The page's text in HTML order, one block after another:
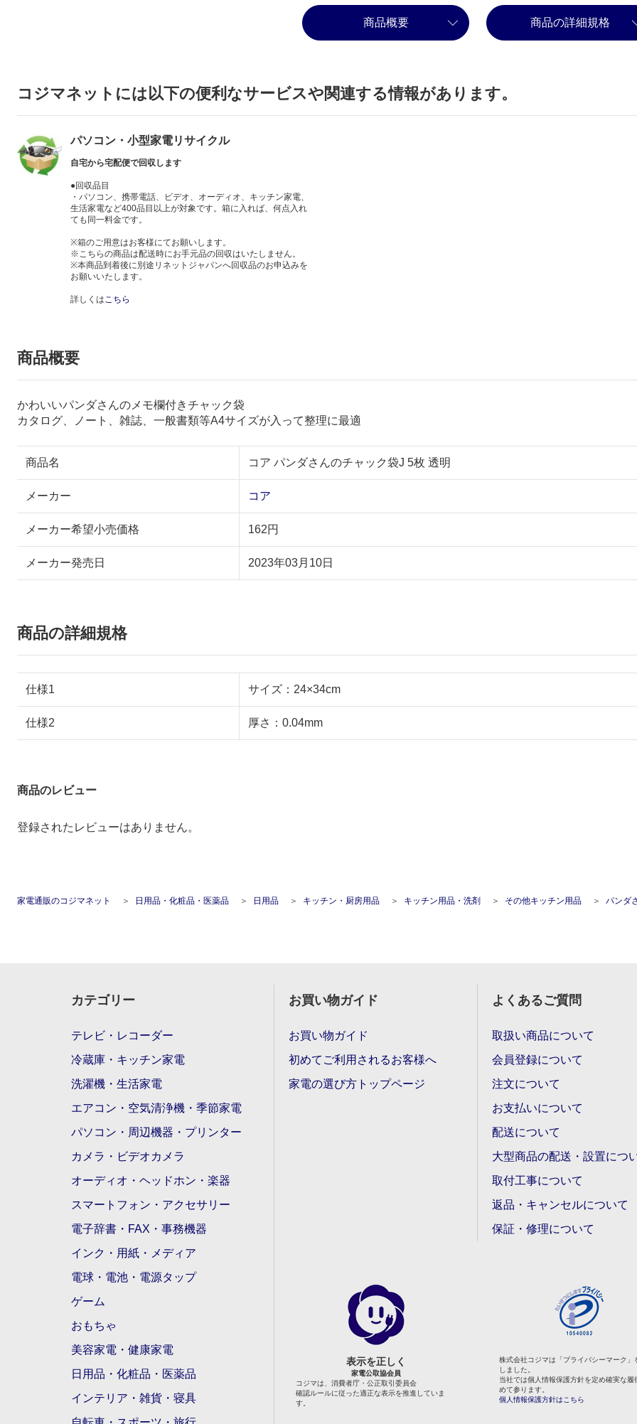
商品概要 商品の詳細規格
コジマネットには以下の便利なサービスや関連する情報があります。
パソコン・小型家電リサイクル
自宅から宅配便で回収します
●回収品目
・パソコン、携帯電話、ビデオ、オーディオ、キッチン家電、
生活家電など400品目以上が対象です。箱に入れば、何点入れ
ても同一料金です。
※箱のご用意はお客様にてお願いします。
※こちらの商品は配送時にお手元品の回収はいたしません。
※本商品到着後に別途リネットジャパンへ回収品のお申込みを
お願いいたします。
詳しくはこちら
商品概要
かわいいパンダさんのメモ欄付きチャック袋
カタログ、ノート、雑誌、一般書類等A4サイズが入って整理に最適
商品名 コア パンダさんのチャック袋J 5枚 透明
メーカー コア
メーカー希望小売価格 162円
メーカー発売日 2023年03月10日
商品の詳細規格
仕様1 サイズ：24×34cm
仕様2 厚さ：0.04mm
商品のレビュー
登録されたレビューはありません。
家電通販のコジマネット 日用品・化粧品・医薬品 日用品 キッチン・厨房用品 キッチン用品・洗剤 その他キッチン用品 パンダさんのチャック
カテゴリー
テレビ・レコーダー
冷蔵庫・キッチン家電
洗濯機・生活家電
エアコン・空気清浄機・季節家電
パソコン・周辺機器・プリンター
カメラ・ビデオカメラ
オーディオ・ヘッドホン・楽器
スマートフォン・アクセサリー
電子辞書・FAX・事務機器
インク・用紙・メディア
電球・電池・電源タップ
ゲーム
おもちゃ
美容家電・健康家電
日用品・化粧品・医薬品
インテリア・雑貨・寝具
お買い物ガイド
お買い物ガイド
初めてご利用されるお客様へ
家電の選び方トップページ
よくあるご質問
取扱い商品について
会員登録について
注文について
お支払いについて
配送について
大型商品の配送・設置につ
取付工事について
返品・キャンセルについて
保証・修理について
表示を正しく
家電公取協会員
コジマは、消費者庁・公正取引委員会
確認ルールに従った適正な表示を推進していま
す。
株式会社コジマは「プライバシーマーク」
しました。
当社では個人情報保護方針を定め確実な履
めて参ります。
個人情報保護方針はこちら